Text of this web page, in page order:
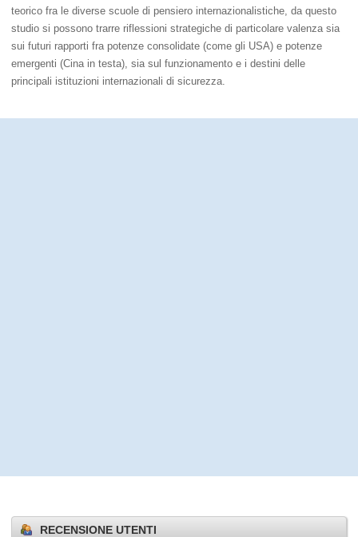
teorico fra le diverse scuole di pensiero internazionalistiche, da questo
studio si possono trarre riflessioni strategiche di particolare valenza sia
sui futuri rapporti fra potenze consolidate (come gli USA) e potenze
emergenti (Cina in testa), sia sul funzionamento e i destini delle
principali istituzioni internazionali di sicurezza.
RECENSIONE UTENTI